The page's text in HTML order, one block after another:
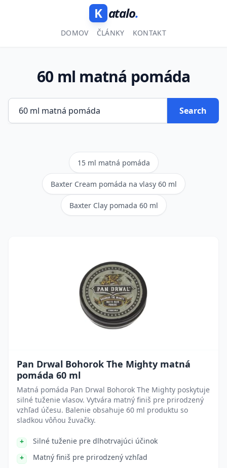
K atalo.
DOMOV ČLÁNKY KONTAKT
60 ml matná pomáda
Search
15 ml matná pomáda
Baxter Cream pomáda na vlasy 60 ml
Baxter Clay pomada 60 ml
Pan Drwal Bohorok The Mighty matná
pomáda 60 ml
Matná pomáda Pan Drwal Bohorok The Mighty poskytuje
silné tuženie vlasov. Vytvára matný finiš pre prirodzený
vzhľad účesu. Balenie obsahuje 60 ml produktu so
sladkou vôňou žuvačky.
Silné tuženie pre dlhotrvajúci účinok
Matný finiš pre prirodzený vzhľad